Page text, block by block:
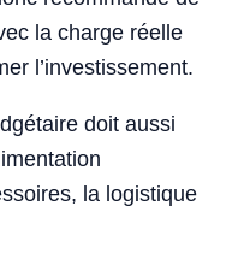
la charge réelle
l’investissement.
doit aussi
la logistique